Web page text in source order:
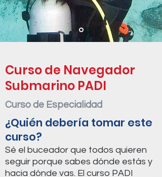
Curso de Navegador
Submarino PADI
Curso de Especialidad
¿Quién debería tomar este
curso?
Sé el buceador que todos quieren
seguir porque sabes dónde estás y
hacia dónde vas. El curso PADI